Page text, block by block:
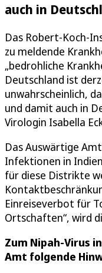
auch in
Das Robert-Koch-
zu meldende
„bedrohliche
Deutschland ist
unwahrscheinlich,
und damit auch in
Virologin Isabella
Das Auswärtige
Infektionen in
für diese Distrikte
Einreiseverbot für
Ortschaften“, wird
Zum Nipah-Virus
Amt folgende